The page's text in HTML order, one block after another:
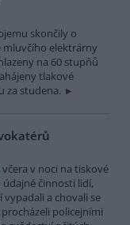
skončily o
mluvčího elektrárny
na 60 stupňů
tlakové
za studena.
včera v noci na tiskové
činnosti lidí,
a chovali se
policejními